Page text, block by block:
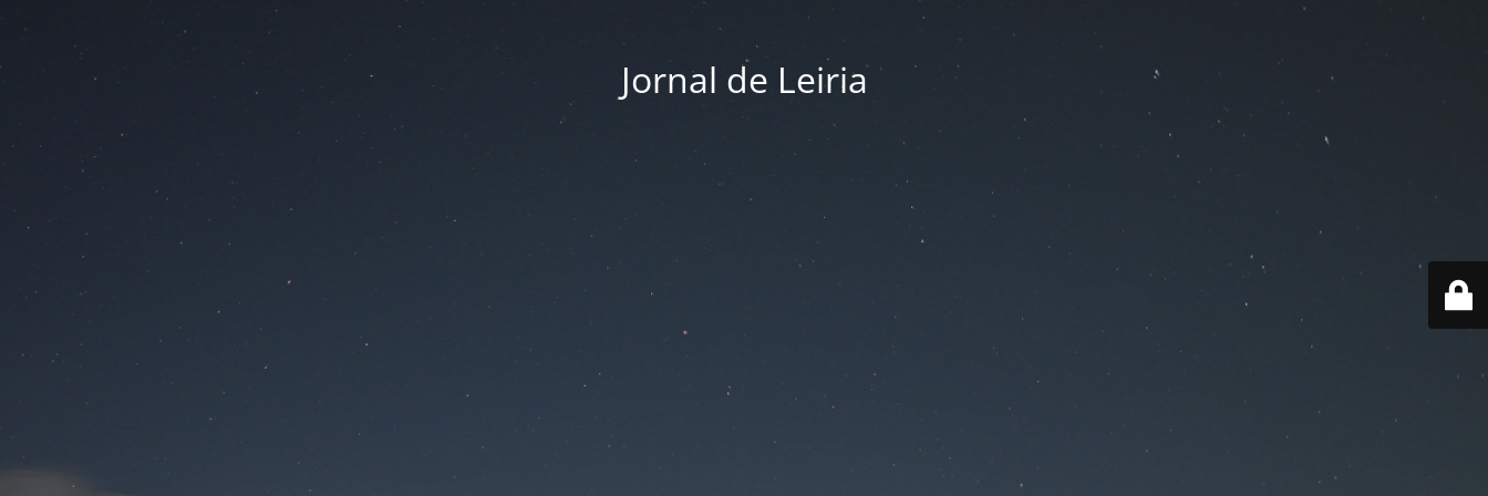
Jornal de Leiria